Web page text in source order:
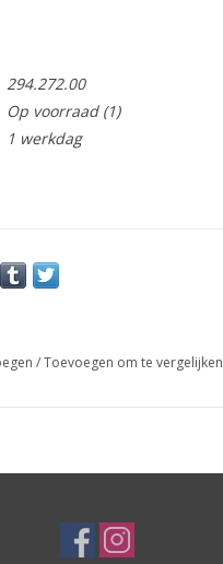
294.272.00
Op voorraad(1)
1 werkdag
/Toevoegen om te vergelijken